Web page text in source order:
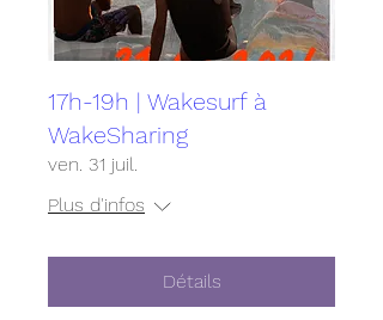
17h-19h | Wakesurf à
WakeSharing
ven. 31 juil.
Plus d'infos
Détails